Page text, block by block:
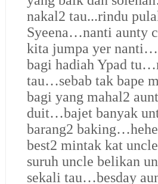
nakal2 tau...rindu
Syeena…nanti aunty
kita jumpa yer
bagi hadiah Ypad
tau…sebab tak bape
bagi yang mahal2
duit…bajet banyak
barang2
best2 mintak kat
suruh uncle belikan
sekali tau…besday